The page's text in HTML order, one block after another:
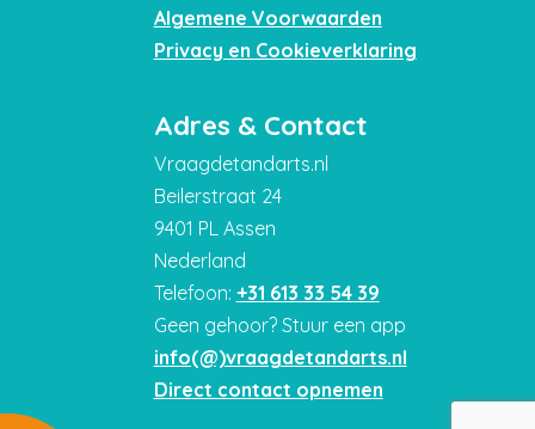
Algemene Voorwaarden
Privacy en Cookieverklaring
Adres & Contact
Vraagdetandarts.nl
Beilerstraat 24
9401 PL Assen
Nederland
Telefoon: +31 613 33 54 39
Geen gehoor? Stuur een app
info(@)vraagdetandarts.nl
Direct contact opnemen